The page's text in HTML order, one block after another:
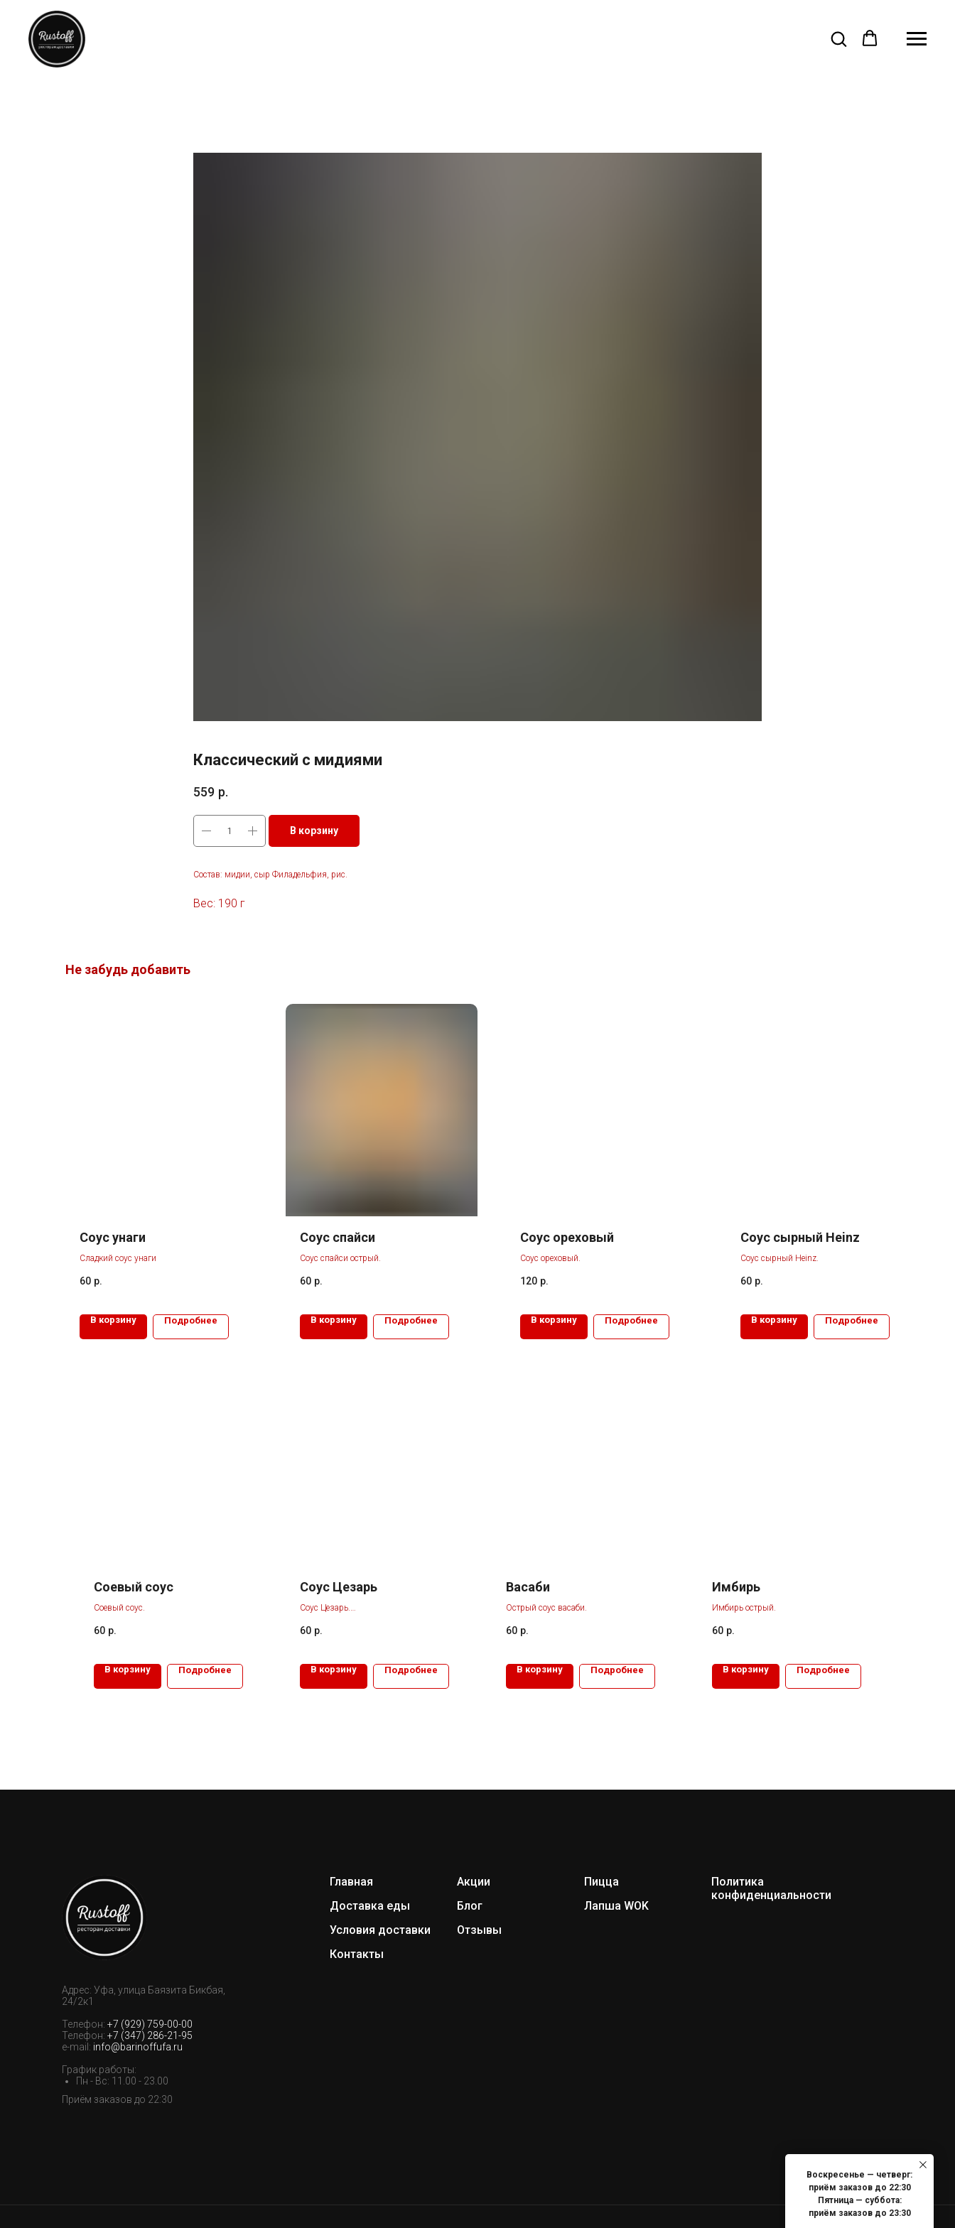
Классический с мидиями
559 р.
В корзину
Состав: мидии, сыр Филадельфия, рис.
Вес: 190 г
Не забудь добавить
Соус унаги
Сладкий соус унаги
60 р.
В корзину Подробнее
Соус спайси
Соус спайси острый.
60 р.
В корзину Подробнее
Соус ореховый
Соус ореховый.
120 р.
В корзину Подробнее
Соус сырный Heinz
Соус сырный Heinz.
60 р.
В корзину Подробнее
Соевый соус
Соевый соус.
60 р.
В корзину Подробнее
Соус Цезарь
Соус Цезарь.
60 р.
В корзину Подробнее
Васаби
Острый соус васаби.
60 р.
В корзину Подробнее
Имбирь
Имбирь острый.
60 р.
В корзину Подробнее
Адрес: Уфа, улица Баязита Бикбая,
24/2к1
Телефон: +7 (929) 759-00-00
Телефон: +7 (347) 286-21-95
e-mail: info@barinoffufa.ru
График работы:
Пн - Вс: 11.00 - 23.00
Приём заказов до 22:30
Главная
Доставка еды
Условия доставки
Контакты
Акции
Блог
Отзывы
Пицца
Лапша WOK
Политика
конфиденциальности
Воскресенье — четверг:
приём заказов до 22:30
Пятница — суббота:
приём заказов до 23:30